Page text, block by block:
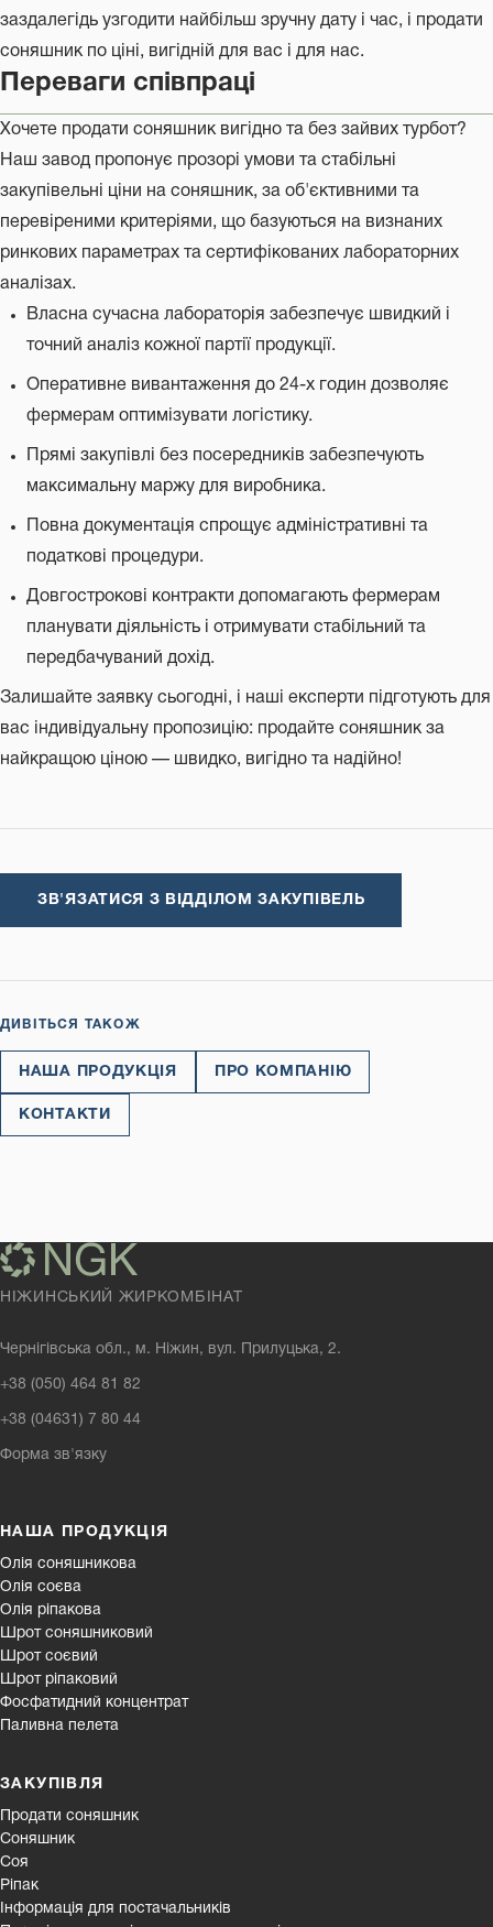
заздалегідь узгодити найбільш зручну дату і час, і продати
соняшник по ціні, вигідній для вас і для нас.
Переваги співпраці
Хочете продати соняшник вигідно та без зайвих турбот?
Наш завод пропонує прозорі умови та стабільні
закупівельні ціни на соняшник, за об'єктивними та
перевіреними критеріями, що базуються на визнаних
ринкових параметрах та сертифікованих лабораторних
аналізах.
Власна сучасна лабораторія забезпечує швидкий і
точний аналіз кожної партії продукції.
Оперативне вивантаження до 24-х годин дозволяє
фермерам оптимізувати логістику.
Прямі закупівлі без посередників забезпечують
максимальну маржу для виробника.
Повна документація спрощує адміністративні та
податкові процедури.
Довгострокові контракти допомагають фермерам
планувати діяльність і отримувати стабільний та
передбачуваний дохід.
Залишайте заявку сьогодні, і наші експерти підготують для
вас індивідуальну пропозицію: продайте соняшник за
найкращою ціною — швидко, вигідно та надійно!
ЗВ'ЯЗАТИСЯ З ВІДДІЛОМ ЗАКУПІВЕЛЬ
ДИВІТЬСЯ ТАКОЖ
НАША ПРОДУКЦІЯ ПРО КОМПАНІЮ
КОНТАКТИ
НІЖИНСЬКИЙ ЖИРКОМБІНАТ
Чернігівська обл., м. Ніжин, вул. Прилуцька, 2.
+38 (050) 464 81 82
+38 (04631) 7 80 44
Форма зв'язку
НАША ПРОДУКЦІЯ
Олія соняшникова
Олія соєва
Олія ріпакова
Шрот соняшниковий
Шрот соєвий
Шрот ріпаковий
Фосфатидний концентрат
Паливна пелета
ЗАКУПІВЛЯ
Продати соняшник
Соняшник
Соя
Ріпак
Інформація для постачальників